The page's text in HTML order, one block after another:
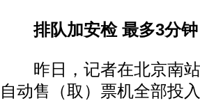
排队加安检 最多3分钟
昨日，记者在北京南站
自动售（取）票机全部投